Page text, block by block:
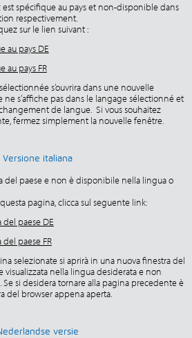
spécifique au pays et non-disponible dans
respectivement.
sur le lien suivant :
au pays DE
au pays FR
s’ouvrira dans une nouvelle
ne s’affiche pas dans le langage sélectionné et
de langue. Si vous souhaitez
fermez simplement la nouvelle fenêtre.
Versione italiana
del paese e non è disponibile nella lingua o
pagina, clicca sul seguente link:
del paese DE
del paese FR
selezionate si aprirà in una nuova finestra del
visualizzata nella lingua desiderata e non
si desidera tornare alla pagina precedente è
del browser appena aperta.
versie